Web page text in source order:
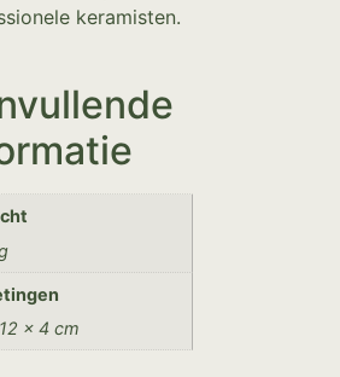
keramisten.
× 4 cm